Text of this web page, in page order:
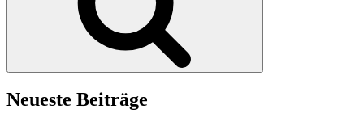
Neueste Beiträge